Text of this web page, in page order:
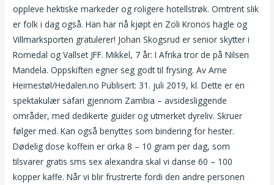
oppleve hektiske markeder og roligere hotellstrøk. Omtrent slik
er folk i dag også. Han har nå kjøpt en Zoli Kronos hag­le og
Villmarksporten gra­tu­le­rer! Johan Skogsrud er senior skyt­ter i
Romedal og Vallset JFF. Mikkel, 7 år: I Afrika tror de på Nilsen
Mandela. Oppskiften egner seg godt til frysing. Av Arne
Heimestøl/Hedalen.no Publisert: 31. juli 2019, kl. Dette er en
spektakulær safari gjennom Zambia – avsidesliggende
områder, med dedikerte guider og utmerket dyreliv. Skruer
følger med. Kan også benyttes som bindering for hester.
Dødelig dose koffein er cirka 8 – 10 gram per dag, som
tilsvarer gratis sms sex alexandra skal vi danse 60 – 100
kopper kaffe. Når vi blir frustrerte fordi den andre personen